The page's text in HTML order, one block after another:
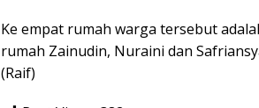
Ke empat rumah warga tersebut
rumah Zainudin, Nuraini dan
(Raif)